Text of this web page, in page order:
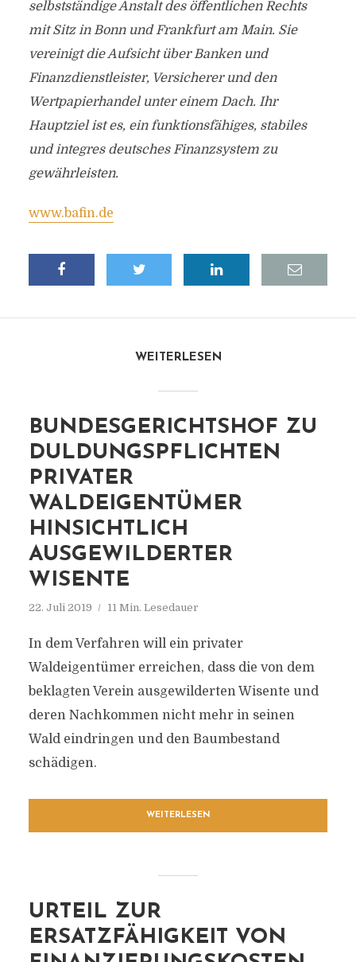
selbstständige Anstalt des öffentlichen Rechts
mit Sitz in Bonn und Frankfurt am Main. Sie
vereinigt die Aufsicht über Banken und
Finanzdienstleister, Versicherer und den
Wertpapierhandel unter einem Dach. Ihr
Hauptziel ist es, ein funktionsfähiges, stabiles
und integres deutsches Finanzsystem zu
gewährleisten.
www.bafin.de
WEITERLESEN
BUNDESGERICHTSHOF ZU
DULDUNGSPFLICHTEN
PRIVATER
WALDEIGENTÜMER
HINSICHTLICH
AUSGEWILDERTER
WISENTE
22. Juli 2019 11 Min. Lesedauer
In dem Verfahren will ein privater
Waldeigentümer erreichen, dass die von dem
beklagten Verein ausgewilderten Wisente und
deren Nachkommen nicht mehr in seinen
Wald eindringen und den Baumbestand
schädigen.
WEITERLESEN
URTEIL ZUR
ERSATZFÄHIGKEIT VON